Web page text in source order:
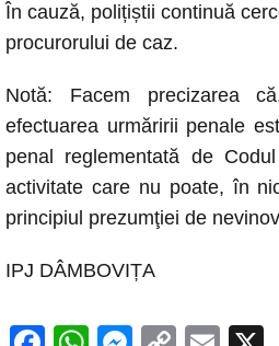
În cauză, polițiștii continuă
procurorului de caz.
Notă: Facem precizarea
efectuarea urmăririi penale
penal reglementată de
activitate care nu poate, în
principiul prezumţiei de
IPJ DÂMBOVIȚA